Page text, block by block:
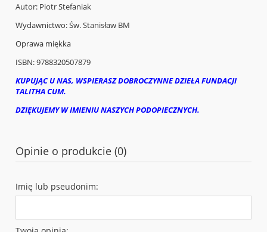
Autor: Piotr Stefaniak
Wydawnictwo: Św. Stanisław BM
Oprawa miękka
ISBN: 9788320507879
KUPUJĄC U NAS, WSPIERASZ DOBROCZYNNE DZIEŁA FUNDACJI
TALITHA CUM.
DZIĘKUJEMY W IMIENIU NASZYCH PODOPIECZNYCH.
Opinie o produkcie (0)
Imię lub pseudonim: